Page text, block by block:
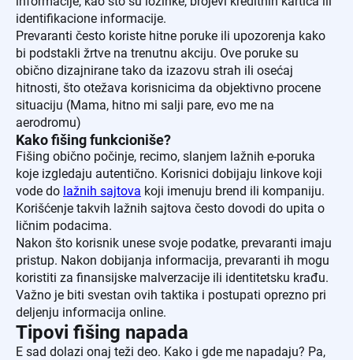
identifikacione informacije.
Prevaranti često koriste hitne poruke ili upozorenja kako
bi podstakli žrtve na trenutnu akciju. Ove poruke su
obično dizajnirane tako da izazovu strah ili osećaj
hitnosti, što otežava korisnicima da objektivno procene
situaciju (Mama, hitno mi salji pare, evo me na
aerodromu)
Kako fišing funkcioniše?
Fišing obično počinje, recimo, slanjem lažnih e-poruka
koje izgledaju autentično. Korisnici dobijaju linkove koji
vode do lažnih sajtova koji imenuju brend ili kompaniju.
Korišćenje takvih lažnih sajtova često dovodi do upita o
ličnim podacima.
Nakon što korisnik unese svoje podatke, prevaranti imaju
pristup. Nakon dobijanja informacija, prevaranti ih mogu
koristiti za finansijske malverzacije ili identitetsku krađu.
Važno je biti svestan ovih taktika i postupati oprezno pri
deljenju informacija online.
Tipovi fišing napada
E sad dolazi onaj teži deo. Kako i gde me napadaju? Pa,